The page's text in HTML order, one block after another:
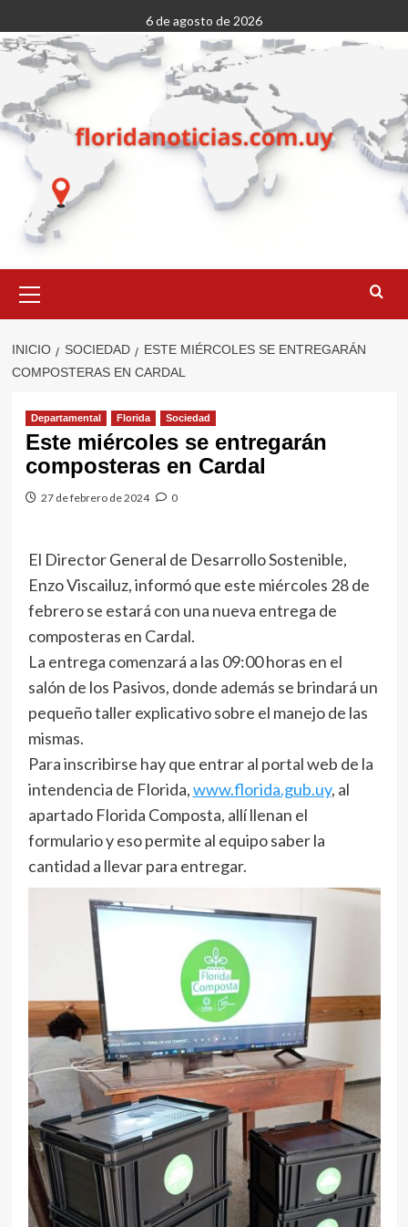
al
contenido
6 de agosto de 2026
primario
INICIO SOCIEDAD
ESTE MIÉRCOLES SE ENTREGARÁN
COMPOSTERAS EN CARDAL
Departamental Florida Sociedad
Este miércoles se entregarán
composteras en Cardal
27 de febrero de 2024 0
El Director General de Desarrollo Sostenible,
Enzo Viscailuz, informó que este miércoles 28 de
febrero se estará con una nueva entrega de
composteras en Cardal.
La entrega comenzará a las 09:00 horas en el
salón de los Pasivos, donde además se brindará un
pequeño taller explicativo sobre el manejo de las
mismas.
Para inscribirse hay que entrar al portal web de la
intendencia de Florida,www.florida.gub.uy, al
apartado Florida Composta, allí llenan el
formulario y eso permite al equipo saber la
cantidad a llevar para entregar.